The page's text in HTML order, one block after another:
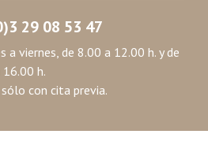
29 08 53 47
a viernes, de 8.00 a 12.00 h. y de
h.
con cita previa.